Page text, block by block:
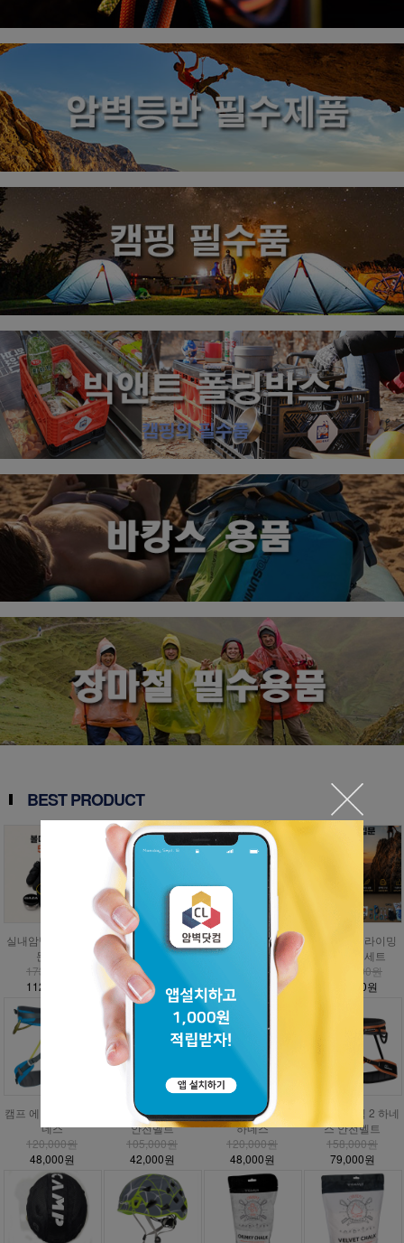
BEST PRODUCT
실내암벽 볼더링 입
문세트
173,000원
112,500원
인공외벽 클라이밍
입문세트
797,000원
358,700원
자연암벽 클라이밍
입문세트
1,009,000원
454,100원
자연암벽 클라이밍
고급 입문세트
1,476,000원
885,600원
캠프 에너지 CR3 하
네스
120,000원
48,000원
캠프 에너지 하네스
안전벨트
105,000원
42,000원
캠프 에너지 주니어
하네스
120,000원
48,000원
DMM 매버릭 2 하네
스 안전벨트
158,000원
79,000원